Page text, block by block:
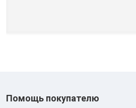
Помощь покупателю